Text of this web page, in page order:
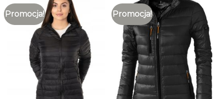
Promocja! Promocja!